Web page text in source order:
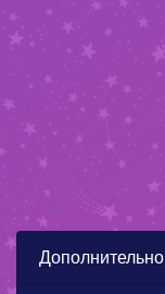
Дополнительно